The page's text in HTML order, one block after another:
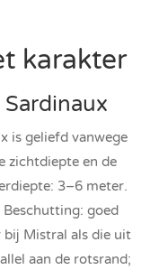
karakter
is geliefd vanwege
zichtdiepte en de
3–6 meter.
Beschutting: goed
Mistral als die uit
aan de rotsrand;